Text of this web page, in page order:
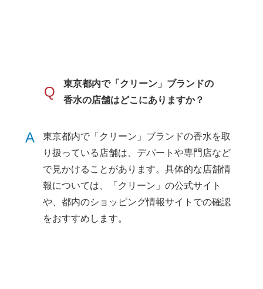
Q
東京都内で「クリーン」ブランドの
香水の店舗はどこにありますか？
A
東京都内で「クリーン」ブランドの香水を取
り扱っている店舗は、デパートや専門店など
で見かけることがあります。具体的な店舗情
報については、「クリーン」の公式サイト
や、都内のショッピング情報サイトでの確認
をおすすめします。